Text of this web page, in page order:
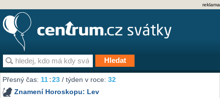
reklama
Přesný čas:11 23 / týden v roce:32
Znamení Horoskopu: Lev